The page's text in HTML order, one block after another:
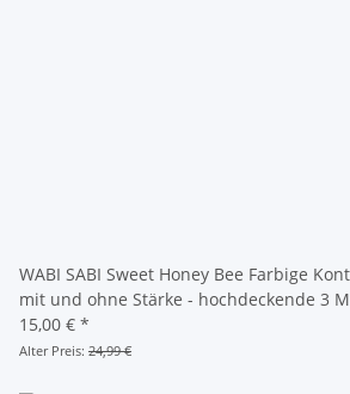
WABI SABI Sweet Honey Bee Farbige
mit und ohne Stärke - hochdeckende 3
15,00 € *
Alter Preis: 24,99 €